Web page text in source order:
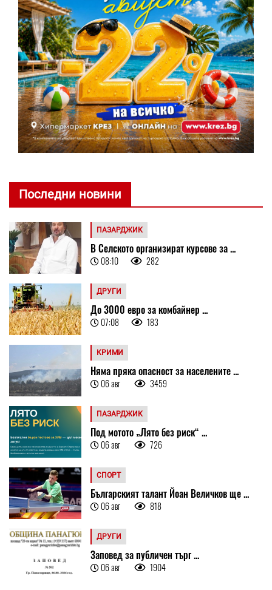
Последни новини
ПАЗАРДЖИК
В Селското организират курсове за ...
08:10 282
ДРУГИ
До 3000 евро за комбайнер ...
07:08 183
КРИМИ
Няма пряка опасност за населените ...
06 авг 3459
ПАЗАРДЖИК
Под мотото „Лято без риск“ ...
06 авг 726
СПОРТ
Българският талант Йоан Величков ще ...
06 авг 818
ДРУГИ
Заповед за публичен търг ...
06 авг 1904